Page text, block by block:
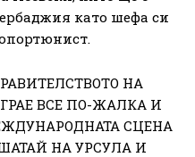
като шефа си
НА
ВСЕ ПО-ЖАЛКА И
СЦЕНА
НА УРСУЛА И